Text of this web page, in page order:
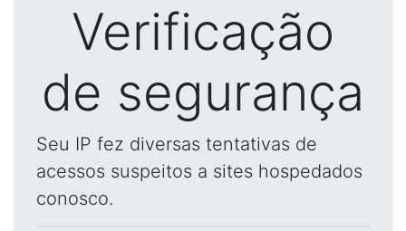
Verificação
de segurança
Seu IP fez diversas tentativas de
acessos suspeitos a sites hospedados
conosco.